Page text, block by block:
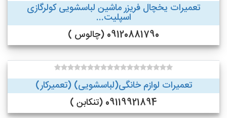
تعمیرات یخچال فریزر ماشین لباسشویی کولرگازی
اسپلیت...
09120881790 (چالوس )
تعمیرات لوازم خانگی(لباسشویی) (تعمیرکار)
09119921894 (تنکابن )